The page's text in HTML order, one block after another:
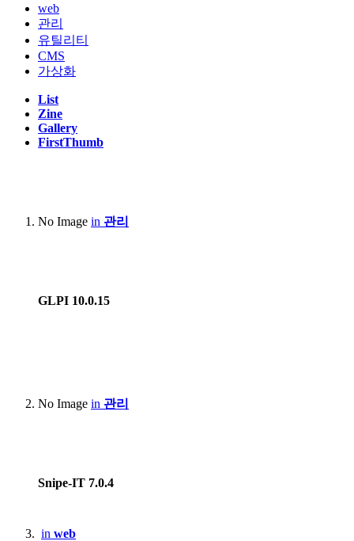
web
관리
유틸리티
CMS
가상화
List
Zine
Gallery
FirstThumb
No Image in 관리
GLPI 10.0.15
No Image in 관리
Snipe-IT 7.0.4
in web